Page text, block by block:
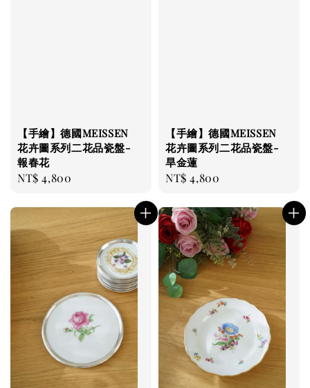
【手繪】德國MEISSEN
花卉圖系列二花品瓷盤-
報春花
Regular
NT$ 4,800
【手繪】德國MEISSEN
花卉圖系列二花品瓷盤-
旱金蓮
Regular
NT$ 4,800